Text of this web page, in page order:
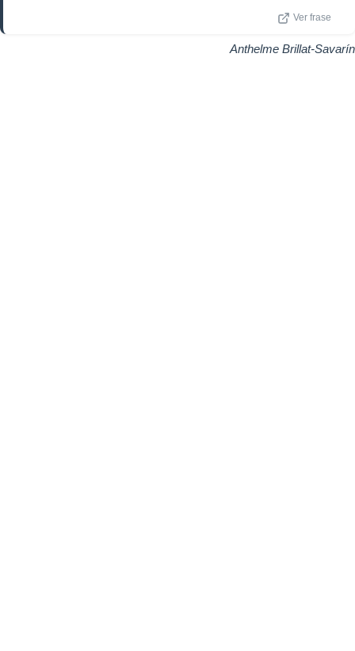
Ver frase
Anthelme Brillat-Savarín